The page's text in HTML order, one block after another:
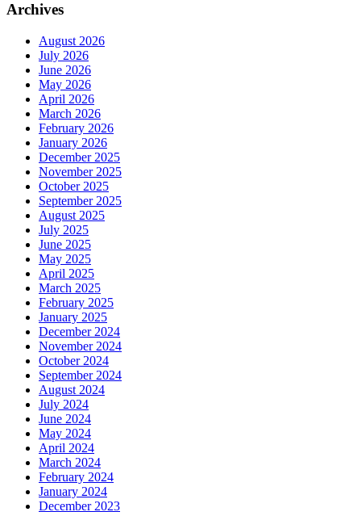
Archives
August 2026
July 2026
June 2026
May 2026
April 2026
March 2026
February 2026
January 2026
December 2025
November 2025
October 2025
September 2025
August 2025
July 2025
June 2025
May 2025
April 2025
March 2025
February 2025
January 2025
December 2024
November 2024
October 2024
September 2024
August 2024
July 2024
June 2024
May 2024
April 2024
March 2024
February 2024
January 2024
December 2023